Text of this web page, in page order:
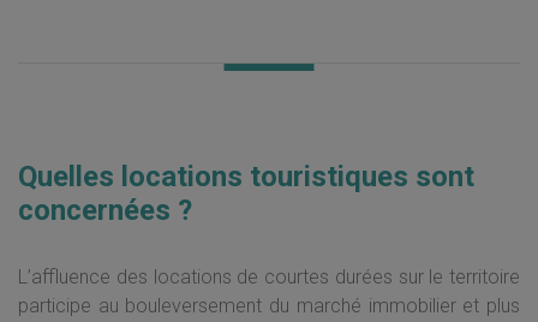
Quelles locations touristiques sont
concernées ?
L’affluence des locations de courtes durées sur le territoire
participe au bouleversement du marché immobilier et plus